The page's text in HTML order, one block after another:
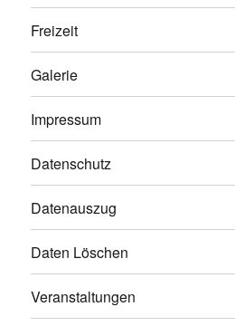
Freizeit
Galerie
Impressum
Datenschutz
Datenauszug
Daten Löschen
Veranstaltungen